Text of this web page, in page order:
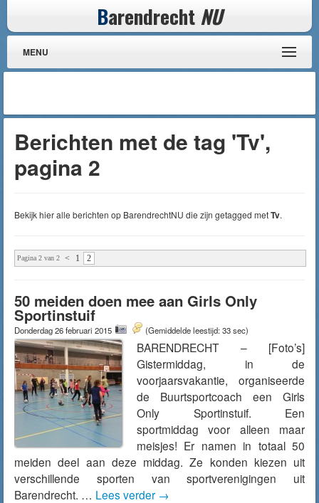
Barendrecht NU
MENU
Berichten met de tag 'Tv',
pagina 2
Bekijk hier alle berichten op BarendrechtNU die zijn getagged metTv.
Pagina 2 van 2 < 1 2
50 meiden doen mee aan Girls Only
Sportinstuif
Donderdag 26 februari 2015 (Gemiddelde leestijd: 33 sec)
BARENDRECHT – [Foto’s]
Gistermiddag, in de
voorjaarsvakantie, organiseerde
de Buurtsportcoach een Girls
Only Sportinstuif. Een
sportmiddag voor alleen maar
meisjes! Er namen in totaal 50
meiden deel aan deze middag. Ze konden kiezen uit
verschillende sporten van sportverenigingen uit
Barendrecht. … Lees verder →